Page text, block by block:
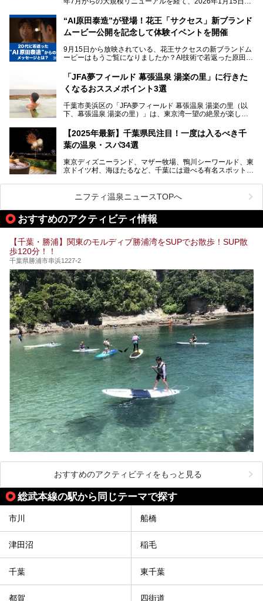
さらに最近では、24時間営業で深夜まで滞在できる施設
や、テレワーク・コワーキングスペースを備えた仕事もでき
るスパも増えており、ただの入浴施設にとどまらない進化を
本記事では、人気スーパー銭湯から絶景施設、コワーキング
スペースや休憩スペースが充実した施設、子連れファミリー
向けの施設など、目的に合わせたおすすめの施設を紹介しま
す。
ださい。
新設エリアや生まれ変わった浴場・サウナの魅力を、人気キ
ャラクター「ユーラシわん」と一緒にご紹介します。必見の
───
提供元：SPA＆HOTEL舞浜ユーラシア【PR】
です。
“AI原田泰造”が登場！花王「サクセス」新ブランド
ムービー公開を記念して体験イベントを開催
9月15日から放映されている、花王サクセスの新ブランドム
ービーはもうご覧になりましたか？AI技術で若返った原田泰
伝えるムービーです。公開を記念して、スパメッツァおおた
か竜泉寺の湯にて体験イベントを開催。花王サクセスの製品
が無料で試せるチャンスです！
提供元：花王株式会社【PR】
この記事は花王株式会社商品のPRレポート記事です。
「JFA夢フィールド 幕張温泉 湯楽の里」に行きた
くなるおススメポイント3選
千葉市美浜区の「JFA夢フィールド 幕張温泉 湯楽の里（以
下、幕張温泉 湯楽の里）」は、東京湾一望の絶景が楽しめ
設備も天然温泉の露天風呂、サウナ、岩盤浴のほか、高濃度
炭酸泉、海の見えるお休み処や食事処、展望抜群の屋上ま
で、年代を問わずたっぷり楽しめます。
今回は人気のこの施設の中でも、特におススメしたい3つの
ポイントについて厳選してお届けします。読めばきっと、行
【2025年最新】千葉県民注目！一度は入るべき千
葉の温泉・スパ34選
東京ディズニーランド、マザー牧場、鴨川シーワールド、東
京ドイツ村、海ほたるなど、千葉には遊べる有名スポットが
県で生まれ、千葉県で育ち、つい最近まで千葉在住だった私
がお勧めする、一度は入るべき千葉の温泉・スパ34選をま
とめました。
ニフティ温泉ニュースTOPへ
おすすめのアクティビティ情報
【千葉・勝浦】関東のモルディブ勝浦湾をSUPでお散歩！SUP散
歩120分！！
千葉県勝浦市串浜1227-2
おすすめのアクティビティをもっと見る
総武本線の駅から同じテーマで探す
市川 船橋
津田沼 稲毛
千葉 東千葉
都賀 四街道